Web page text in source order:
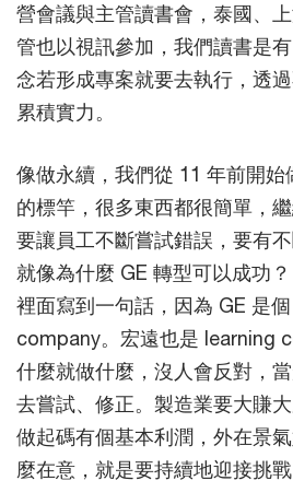
營會議與主管讀書會，泰國、
管也以視訊參加，我們讀書是
念若形成專案就要去執行，透過
累積實力。
像做永續，我們從 11 年前開始
的標竿，很多東西都很簡單，
要讓員工不斷嘗試錯誤，要有不
就像為什麼 GE 轉型可以成功
裡面寫到一句話，因為 GE 是
company。宏遠也是 learning
什麼就做什麼，沒人會反對，
去嘗試、修正。製造業要大賺
做起碼有個基本利潤，外在景
麼在意，就是要持續地迎接挑戰